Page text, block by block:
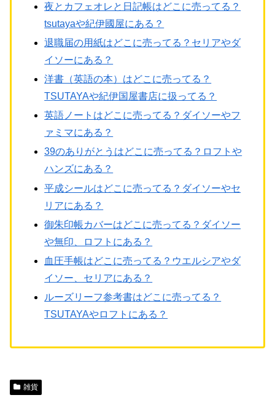
夜とカフェオレと日記帳はどこに売ってる？
tsutayaや紀伊國屋にある？
退職届の用紙はどこに売ってる？セリアやダ
イソーにある？
洋書（英語の本）はどこに売ってる？
TSUTAYAや紀伊国屋書店に扱ってる？
英語ノートはどこに売ってる？ダイソーやフ
ァミマにある？
39のありがとうはどこに売ってる？ロフトや
ハンズにある？
平成シールはどこに売ってる？ダイソーやセ
リアにある？
御朱印帳カバーはどこに売ってる？ダイソー
や無印、ロフトにある？
血圧手帳はどこに売ってる？ウエルシアやダ
イソー、セリアにある？
ルーズリーフ参考書はどこに売ってる？
TSUTAYAやロフトにある？
雑貨